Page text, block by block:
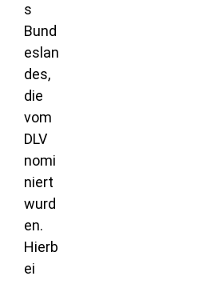
s
Bund
eslan
des,
die
vom
DLV
nomi
niert
wurd
en.
Hierb
ei